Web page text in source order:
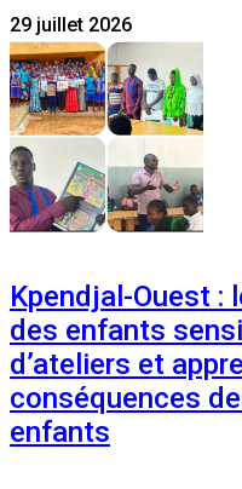
29 juillet 2026
Kpendjal-Ouest :
des enfants
d’ateliers et
conséquences
enfants